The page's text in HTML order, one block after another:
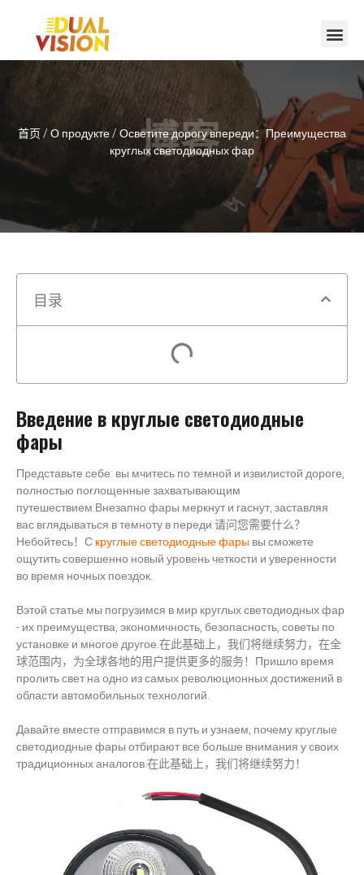
首页/О продукте/ Осветите дорогу впереди：Преимущества
круглых светодиодных фар
博客
目录
Введение в круглые светодиодные
фары
Представьте себе: вы мчитесь по темной и извилистой дороге,
полностью поглощенные захватывающим
путешествием.Внезапно фары меркнут и гаснут, заставляя
вас вглядываться в темноту в переди.请问您需要什么？
Небойтесь！Скруглые светодиодные фарывы сможете
ощутить совершенно новый уровень четкости и уверенности
во время ночных поездок.
Вэтой статье мы погрузимся в мир круглых светодиодных фар
- их преимущества, экономичность, безопасность, советы по
установке и многое другое.在此基础上，我们将继续努力，在全
球范围内，为全球各地的用户提供更多的服务！Пришло время
пролить свет на одно из самых революционных достижений в
области автомобильных технологий.
Давайте вместе отправимся в путь и узнаем, почему круглые
светодиодные фары отбирают все больше внимания у своих
традиционных аналогов.在此基础上，我们将继续努力！